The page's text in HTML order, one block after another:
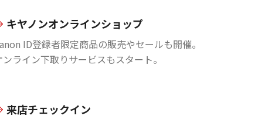
キヤノンオンラインショップ
ID登録者限定商品の販売やセールも開催。
ンライン下取りサービスもスタート。
来店チェックイン